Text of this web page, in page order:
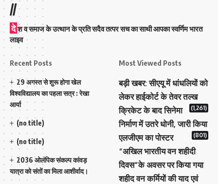
//
दे श व समाज के उत्थान के प्रति सदैव तत्पर सच का साथी आपका स्वर्णिम भारत
लाइव
Recent Posts
29 अगस्त से शुरू होगा खेल
विश्वविद्यालय का पहला सत्र : रेखा
आर्या
(no title)
(no title)
2036 ओलंपिक संकल्प कांवड़
यात्रा को संतों का मिला आशीर्वाद।
Most Viewed Posts
बड़ी खबर: सीएयू में धांधलियों को
लेकर हाईकोर्ट के तेवर तल्ख
(1,261)
क्रिकेट के बाद सिनेमा
निर्माण में उतरे धोनी, जारी किया
एलजीएम का पोस्टर
(801)
“अखिल भारतीय वन शहीदी
दिवस”के अवसर पर किया गया
शहीद वन कर्मियों की याद एवं